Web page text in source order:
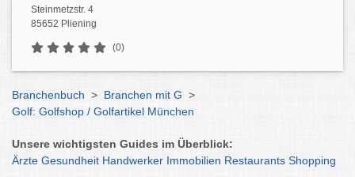
Steinmetzstr. 4
85652 Pliening
(0)
Branchenbuch > Branchen mit G >
Golf: Golfshop / Golfartikel München
Unsere wichtigsten Guides im Überblick:
Ärzte Gesundheit Handwerker Immobilien Restaurants Shopping